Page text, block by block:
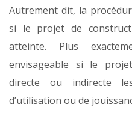
Autrement dit, la
si le projet de
atteinte. Plus
envisageable si le
directe ou indirecte
d’utilisation ou de